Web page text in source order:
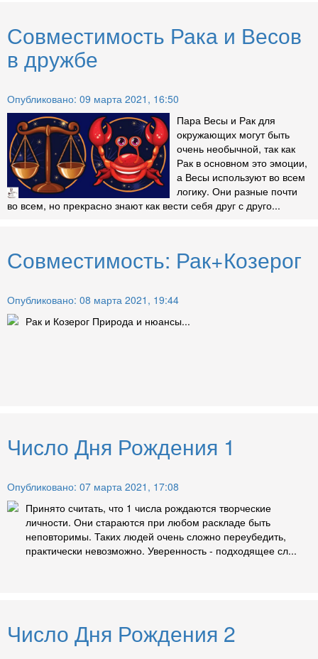
Совместимость Рака и Весов
в дружбе
Опубликовано: 09 марта 2021, 16:50
Пара Весы и Рак для
окружающих могут быть
очень необычной, так как
Рак в основном это эмоции,
а Весы используют во всем
логику. Они разные почти
во всем, но прекрасно знают как вести себя друг с друго...
Совместимость: Рак+Козерог
Опубликовано: 08 марта 2021, 19:44
Рак и Козерог Природа и нюансы...
Число Дня Рождения 1
Опубликовано: 07 марта 2021, 17:08
Принято считать, что 1 числа рождаются творческие
личности. Они стараются при любом раскладе быть
неповторимы. Таких людей очень сложно переубедить,
практически невозможно. Уверенность - подходящее сл...
Число Дня Рождения 2